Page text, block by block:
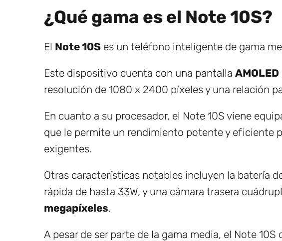
¿Qué gama es el Note 10S?
El Note 10S es un teléfono inteligente de gama
Este dispositivo cuenta con una pantalla AMOLED
resolución de 1080 x 2400 píxeles y una relación
En cuanto a su procesador, el Note 10S viene
que le permite un rendimiento potente y eficiente
exigentes.
Otras características notables incluyen la batería
rápida de hasta 33W, y una cámara trasera
megapíxeles.
A pesar de ser parte de la gama media, el Note